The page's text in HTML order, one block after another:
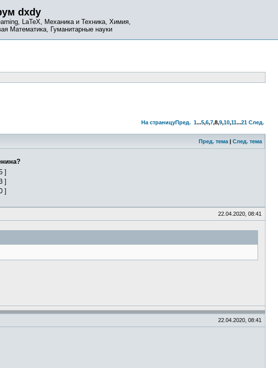
dxdy
LaTeX, Механика и Техника, Химия,
Математика, Гуманитарные науки
На страницуПред. 1...5,6,7,8,9,10,11...21 След.
Пред. тема | След. тема
]
]
]
22.04.2020, 08:41
22.04.2020, 08:41